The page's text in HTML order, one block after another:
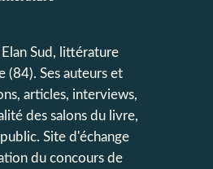
Sud, littérature
(84). Ses auteurs et
articles, interviews,
des salons du livre,
Site d'échange
du concours de